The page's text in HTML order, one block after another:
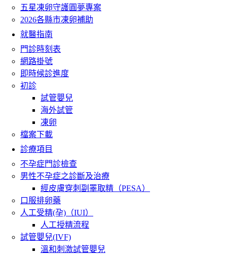
五星凍卵守護圓夢專案
2026各縣市凍卵補助
就醫指南
門診時刻表
網路掛號
即時候診進度
初診
試管嬰兒
海外試管
凍卵
檔案下載
診療項目
不孕症門診檢查
男性不孕症之診斷及治療
經皮膚穿刺副睪取精（PESA）
口服排卵藥
人工受精(孕)（IUI）
人工授精流程
試管嬰兒(IVF)
溫和刺激試管嬰兒